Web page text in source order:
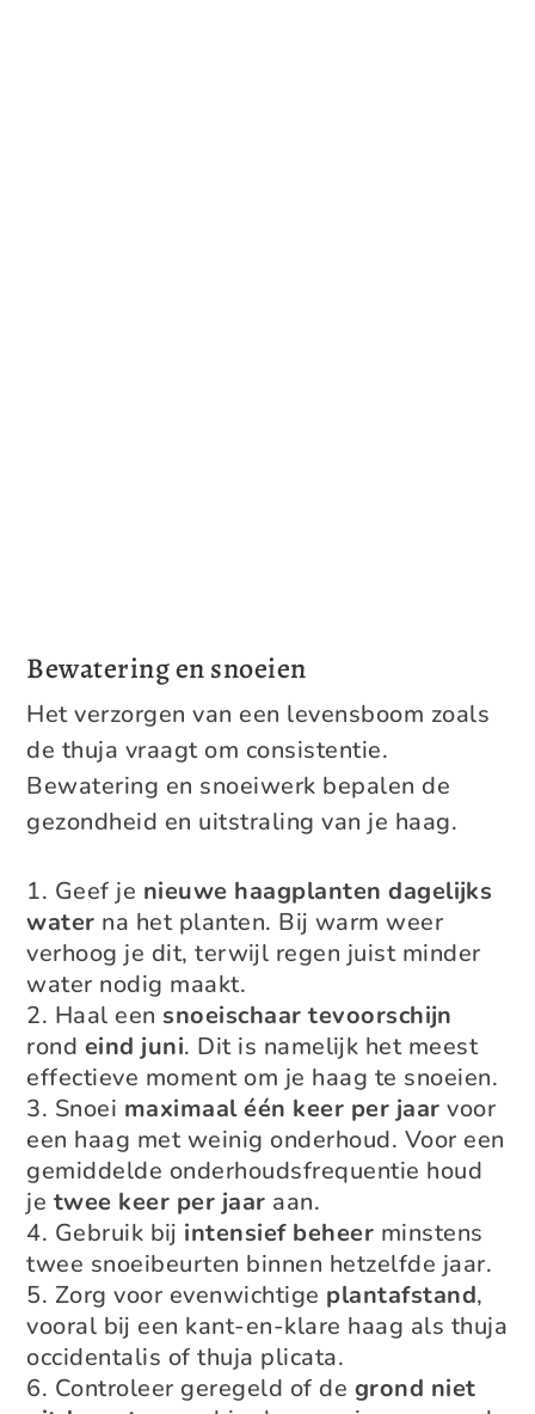
Bewatering en snoeien
Het verzorgen van een levensboom zoals
de thuja vraagt om consistentie.
Bewatering en snoeiwerk bepalen de
gezondheid en uitstraling van je haag.
Geef je nieuwe haagplanten dagelijks
water na het planten. Bij warm weer
verhoog je dit, terwijl regen juist minder
water nodig maakt.
Haal eensnoeischaar tevoorschijn
rond eind juni. Dit is namelijk het meest
effectieve moment om je haag te snoeien.
Snoei maximaal één keer per jaar voor
een haag met weinig onderhoud. Voor een
gemiddelde onderhoudsfrequentie houd
je twee keer per jaar aan.
Gebruik bij intensief beheer minstens
twee snoeibeurten binnen hetzelfde jaar.
Zorg voor evenwichtige plantafstand,
vooral bij een kant-en-klare haag als thuja
occidentalis of thuja plicata.
Controleer geregeld of de grond niet